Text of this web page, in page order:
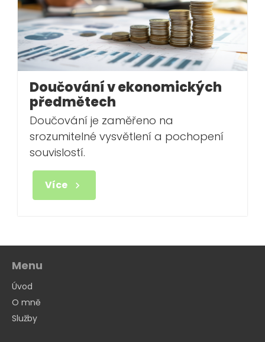
Doučování v ekonomických
předmětech
Doučování je zaměřeno na
srozumitelné vysvětlení a pochopení
souvislostí.
Více
Menu
Úvod
O mně
Služby